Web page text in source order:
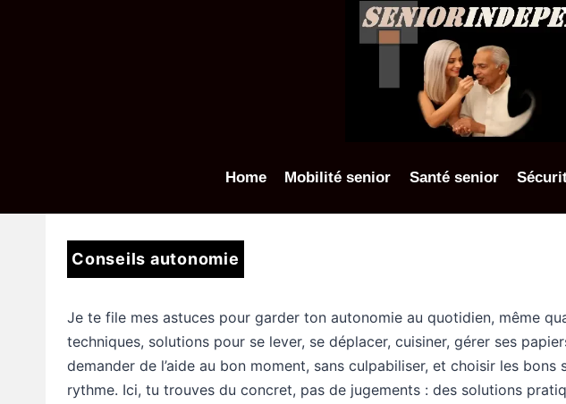
Home Mobilité senior Santé senior
Conseils autonomie
Je te file mes astuces pour garder ton autonomie au quotidien, même
techniques, solutions pour se lever, se déplacer, cuisiner, gérer ses
demander de l’aide au bon moment, sans culpabiliser, et choisir les
rythme. Ici, tu trouves du concret, pas de jugements : des solutions